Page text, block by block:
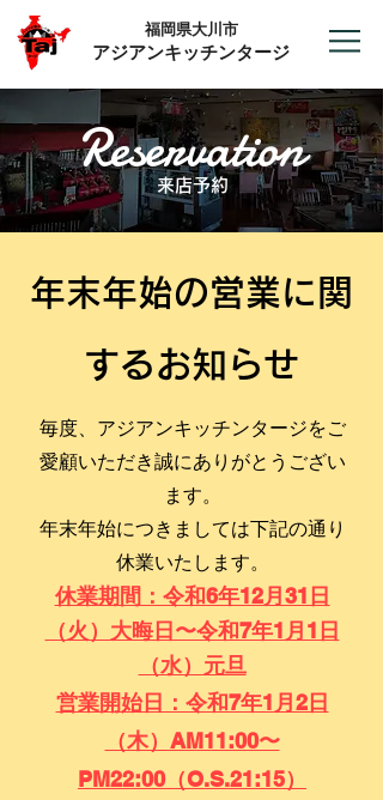
​福岡県大川市
アジアンキッチンタージ
Reservation
来店予約
年末年始の営業に関
するお知らせ
毎度、アジアンキッチンタージをご
愛顧いただき誠にありがとうござい
ます。
​年末年始につきましては下記の通り
休業いたします。
休業期間：令和6年12月31日
（火）大晦日〜令和7年1月1日
（水）元旦
営業開始日：令和7年1月2日
（木）AM11:00〜
PM22:00（O.S.21:15）